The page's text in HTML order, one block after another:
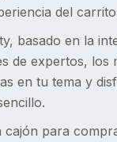
del
basado en la
de expertos,
en tu tema y
cajón para